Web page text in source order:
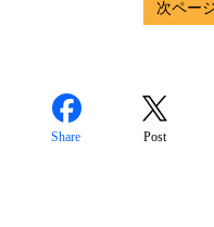
Share Post